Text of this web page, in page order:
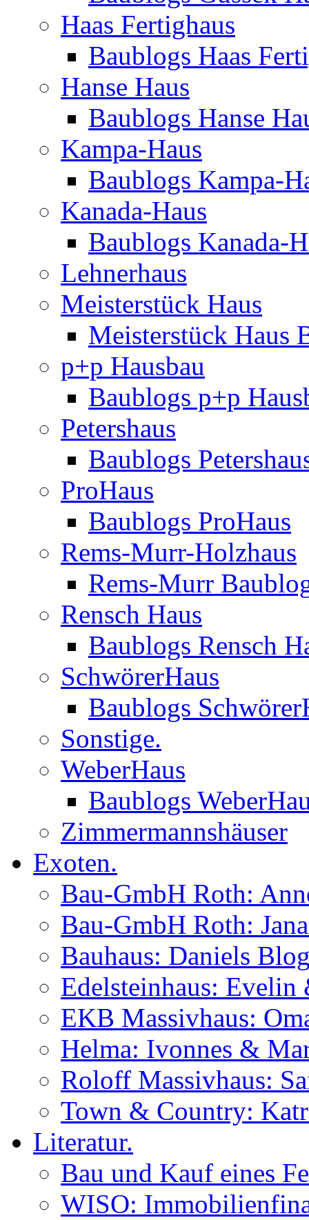
Haas Fertighaus
Baublogs Haas
Hanse Haus
Baublogs Hanse
Kampa-Haus
Baublogs Kampa-
Kanada-Haus
Baublogs Kanada-
Lehnerhaus
Meisterstück Haus
Meisterstück Haus
p+p Hausbau
Baublogs p+p
Petershaus
Baublogs
ProHaus
Baublogs ProHaus
Rems-Murr-Holzhaus
Rems-Murr
Rensch Haus
Baublogs Rensch
SchwörerHaus
Baublogs
Sonstige.
WeberHaus
Baublogs
Zimmermannshäuser
Exoten.
Bau-GmbH Roth:
Bau-GmbH Roth:
Bauhaus: Daniels
Edelsteinhaus:
EKB Massivhaus:
Helma: Ivonnes &
Roloff Massivhaus:
Town & Country:
Literatur.
Bau und Kauf eines
WISO: